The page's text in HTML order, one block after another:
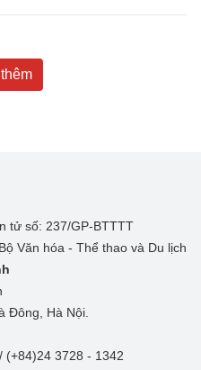
tử số: 237/GP-BTTTT
Văn hóa - Thể thao và Du lịch
Đông, Hà Nội.
(+84)24 3728 - 1342